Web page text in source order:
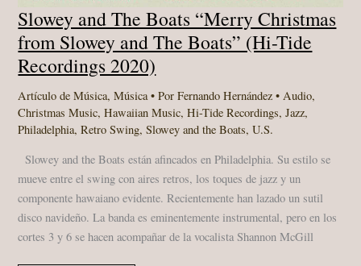
Slowey and The Boats “Merry Christmas
from Slowey and The Boats” (Hi-Tide
Recordings 2020)
Artículo de Música,Música• PorFernando Hernández•Audio,
Christmas Music,Hawaiian Music,Hi-Tide Recordings,Jazz,
Philadelphia,Retro Swing,Slowey and the Boats,U.S.
Slowey and the Boats están afincados en Philadelphia. Su estilo se
mueve entre el swing con aires retros, los toques de jazz y un
componente hawaiano evidente. Recientemente han lazado un sutil
disco navideño. La banda es eminentemente instrumental, pero en los
cortes 3 y 6 se hacen acompañar de la vocalista Shannon McGill